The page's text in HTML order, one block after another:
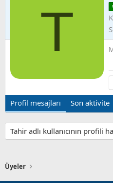
T
Profil mesajları Son aktivite
Tahir adlı kullanıcının profili
Üyeler